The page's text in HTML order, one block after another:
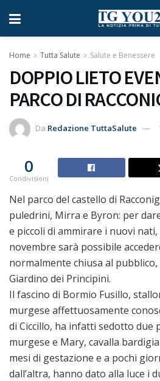
Home Tutta Salute Salute e Benessere
DOPPIO LIETO
PARCO DI
Da Redazione TuttaSalute
0
Condivisioni
Nel parco del castello di
puledrini, Mirra e Byron: per
e piccoli di ammirare i nuovi
novembre sarà possibile
normalmente chiusa al
Giardino dei Principini.
Il fascino di Bormio Fusillo,
murgese affettuosamente
di Ciccillo, ha infatti sedotto due
murgese e Mary, cavalla
mesi di gestazione e a pochi
dall’altra, hanno dato alla luce i